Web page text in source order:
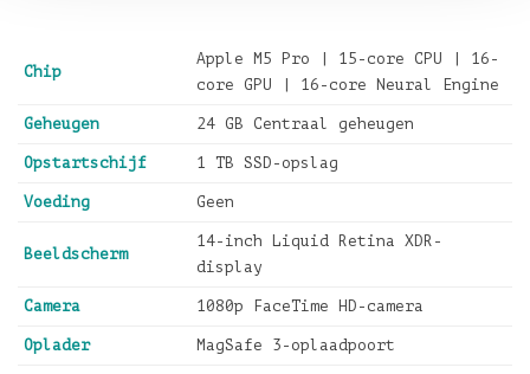
Chip
Apple M5 Pro | 15-core CPU | 16-
core GPU | 16-core Neural Engine
Geheugen 24 GB Centraal geheugen
Opstartschijf 1 TB SSD-opslag
Voeding Geen
Beeldscherm
14-inch Liquid Retina XDR-
display
Camera 1080p FaceTime HD-camera
Oplader MagSafe 3-oplaadpoort